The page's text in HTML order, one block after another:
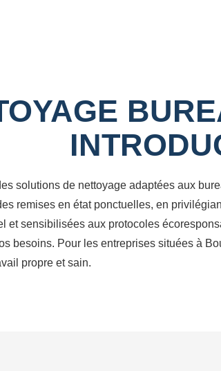
solutions de nettoyage adaptées aux
remises en état ponctuelles, en
et sensibilisées aux protocoles
besoins. Pour les entreprises situées à
propre et sain.